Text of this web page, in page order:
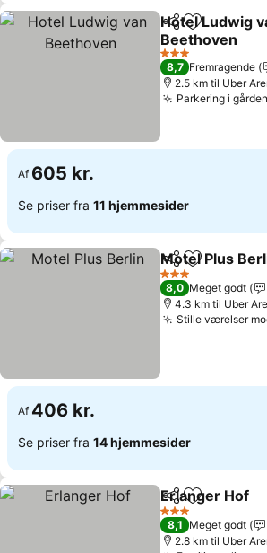
Del Føj til
Hotel Ludwig
Beethoven
3 Stjerner
8,7 Fremragende
2.5 km til Uber
Parkering i
Af 605 kr.
Se priser fra 11 hjemmesider
Del Føj til
Motel Plus
3 Stjerner
8,0 Meget godt
4.3 km til Uber
Stille værelser
Af 406 kr.
Se priser fra 14 hjemmesider
Del Føj til
Erlanger Hof
3 Stjerner
8,1 Meget godt
2.8 km til Uber